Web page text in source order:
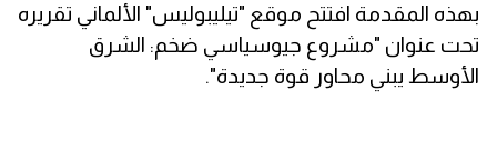
بهذه المقدمة افتتح موقع "تيليبوليس" الألماني تقريره
تحت عنوان "مشروع جيوسياسي ضخم: الشرق
الأوسط يبني محاور قوة جديدة".